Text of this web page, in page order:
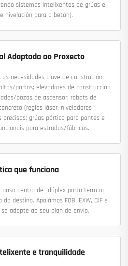
sistemas intelixentes de grúas e
nivelación para o betón).
Adaptada ao Proxecto
necesidades clave de construción:
portos; elevadores de construcción
pozos de ascensor; robots de
(reglas láser, niveladores
grúas pórtico para pontes e
para estradas/fábricas.
que funciona
noso centro de "dúplex porto terra-ar"
destino. Apoiámos FOB, EXW, CIF e
adapte ao seu plan de envío.
e tranquilidade